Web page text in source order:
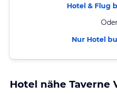
Hotel & Flug
Oder
Nur Hotel
Hotel nähe Taverne